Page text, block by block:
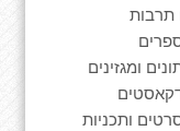
תרבות
ומגזינים
ותכניות